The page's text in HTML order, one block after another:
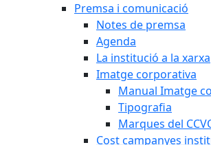
Premsa i comunicació
Notes de premsa
Agenda
La institució a la xarxa
Imatge corporativa
Manual Imatge
Tipografia
Marques del
Cost campanyes